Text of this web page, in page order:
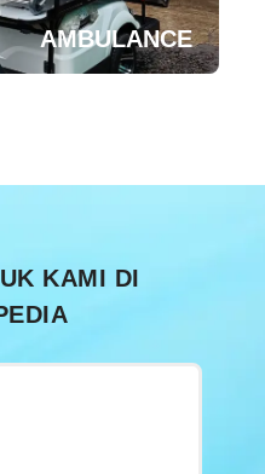
AMBULANCE
KAMI DI